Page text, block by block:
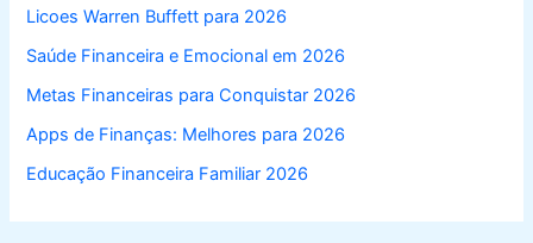
Licoes Warren Buffett para 2026
Saúde Financeira e Emocional em 2026
Metas Financeiras para Conquistar 2026
Apps de Finanças: Melhores para 2026
Educação Financeira Familiar 2026